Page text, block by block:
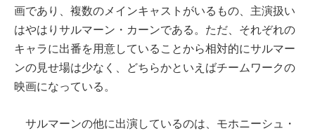
画であり、複数のメインキャストがいるもの、主演扱い
はやはりサルマーン・カーンである。ただ、それぞれの
キャラに出番を用意していることから相対的にサルマー
ンの見せ場は少なく、どちらかといえばチームワークの
映画になっている。
サルマーンの他に出演しているのは、モホニーシュ・